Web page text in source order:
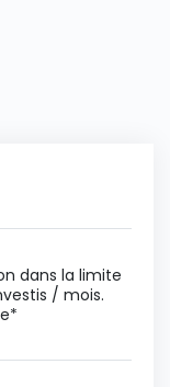
dans la limite
/ mois.